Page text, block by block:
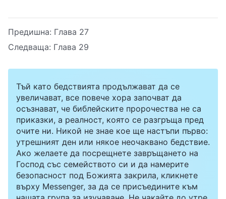
Предишна: Глава 27
Следваща: Глава 29
Тъй като бедствията продължават да се
увеличават, все повече хора започват да
осъзнават, че библейските пророчества не са
приказки, а реалност, която се разгръща пред
очите ни. Никой не знае кое ще настъпи първо:
утрешният ден или някое неочаквано бедствие.
Ако желаете да посрещнете завръщането на
Господ със семейството си и да намерите
безопасност под Божията закрила, кликнете
върху Messenger, за да се присъедините към